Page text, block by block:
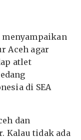
menyampaikan
Aceh agar
atlet
di SEA
dan
Kalau tidak ada